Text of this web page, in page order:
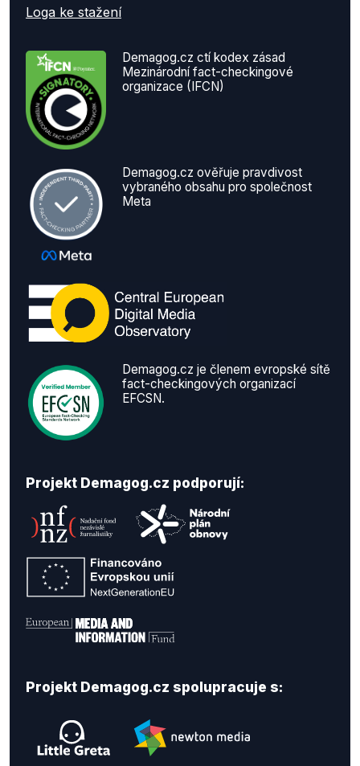
Loga ke stažení
Demagog.cz ctí kodex zásad
Mezinárodní fact-checkingové
organizace (IFCN)
Demagog.cz ověřuje pravdivost
vybraného obsahu pro společnost
Meta
Demagog.cz je členem evropské sítě
fact-checkingových organizací
EFCSN.
Projekt Demagog.cz podporují:
Projekt Demagog.cz spolupracuje s: